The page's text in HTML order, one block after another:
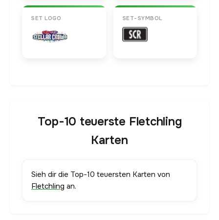
SET LOGO SET-SYMBOL
Top-10 teuerste Fletchling
Karten
Sieh dir die Top-10 teuersten Karten von
Fletchling an.